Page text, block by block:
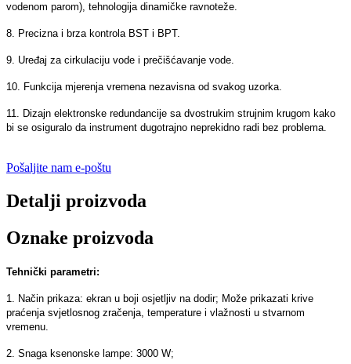
vodenom parom), tehnologija dinamičke ravnoteže.
8. Precizna i brza kontrola BST i BPT.
9. Uređaj za cirkulaciju vode i prečišćavanje vode.
10. Funkcija mjerenja vremena nezavisna od svakog uzorka.
11. Dizajn elektronske redundancije sa dvostrukim strujnim krugom kako
bi se osiguralo da instrument dugotrajno neprekidno radi bez problema.
Pošaljite nam e-poštu
Detalji proizvoda
Oznake proizvoda
Tehnički parametri:
1. Način prikaza: ekran u boji osjetljiv na dodir; Može prikazati krive
praćenja svjetlosnog zračenja, temperature i vlažnosti u stvarnom
vremenu.
2. Snaga ksenonske lampe: 3000 W;